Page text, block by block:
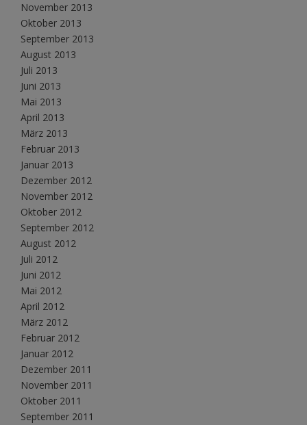
November 2013
Oktober 2013
September 2013
August 2013
Juli 2013
Juni 2013
Mai 2013
April 2013
März 2013
Februar 2013
Januar 2013
Dezember 2012
November 2012
Oktober 2012
September 2012
August 2012
Juli 2012
Juni 2012
Mai 2012
April 2012
März 2012
Februar 2012
Januar 2012
Dezember 2011
November 2011
Oktober 2011
September 2011